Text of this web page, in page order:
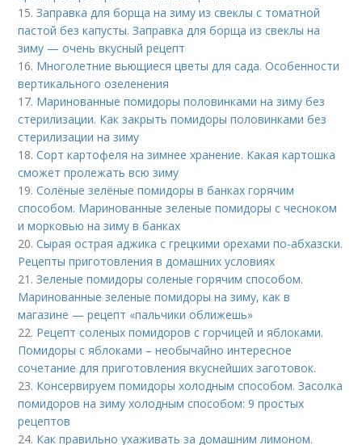
15.Заправка для борща на зиму из свеклы с томатной
пастой без капусты. Заправка для борща из свеклы на
зиму — очень вкусный рецепт
16. Многолетние вьющиеся цветы для сада. Особенности
вертикального озеленения
17. Маринованные помидоры половинками на зиму без
стерилизации. Как закрыть помидоры половинками без
стерилизации на зиму
18.Сорт картофеля на зимнее хранение. Какая картошка
сможет пролежать всю зиму
19.Солёные зелёные помидоры в банках горячим
способом. Маринованные зеленые помидоры с чесноком
и морковью на зиму в банках
20.Сырая острая аджика с грецкими орехами по-абхазски.
Рецепты приготовления в домашних условиях
21.Зеленые помидоры соленые горячим способом.
Маринованные зеленые помидоры на зиму, как в
магазине — рецепт «пальчики оближешь»
22. Рецепт соленых помидоров с горчицей и яблоками.
Помидоры с яблоками – необычайно интересное
сочетание для приготовления вкуснейших заготовок.
23. Консервируем помидоры холодным способом. Засолка
помидоров на зиму холодным способом: 9 простых
рецептов
24. Как правильно ухаживать за домашним лимоном.